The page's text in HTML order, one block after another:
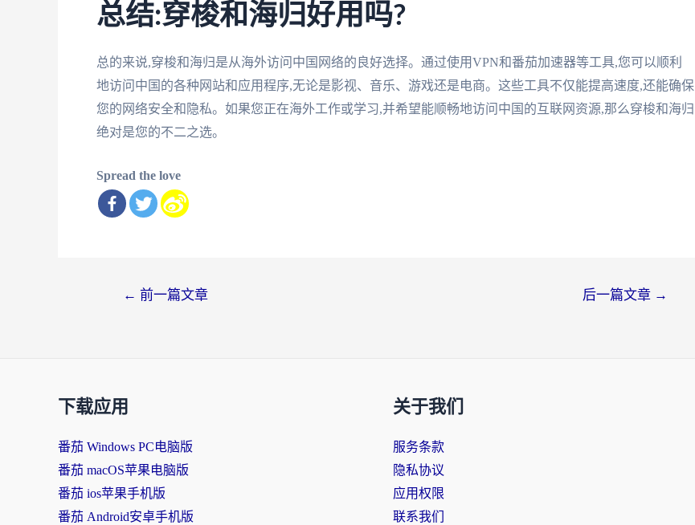
总结:穿梭和海归好用吗?
总的来说,穿梭和海归是从海外访问中国网络的良好选择。通过使用VPN和番茄加速器等工具,您可以顺利
地访问中国的各种网站和应用程序,无论是影视、音乐、游戏还是电商。这些工具不仅能提高速度,还能确保
您的网络安全和隐私。如果您正在海外工作或学习,并希望能顺畅地访问中国的互联网资源,那么穿梭和海归
绝对是您的不二之选。
Spread the love
← 前一篇文章 后一篇文章 →
下载应用
番茄 Windows PC电脑版
番茄 macOS苹果电脑版
番茄 ios苹果手机版
番茄 Android安卓手机版
关于我们
服务条款
隐私协议
应用权限
联系我们